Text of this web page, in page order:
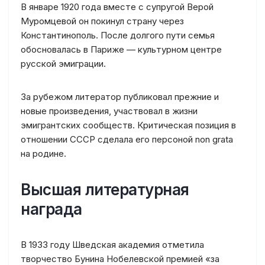
В январе 1920 года вместе с супругой Верой
Муромцевой он покинул страну через
Константинополь. После долгого пути семья
обосновалась в Париже — культурном центре
русской эмиграции.
За рубежом литератор публиковал прежние и
новые произведения, участвовал в жизни
эмигрантских сообществ. Критическая позиция в
отношении СССР сделала его персоной non grata
на родине.
Высшая литературная
награда
В 1933 году Шведская академия отметила
творчество Бунина Нобелевской премией «за